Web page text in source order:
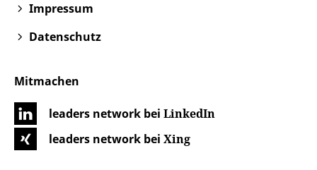
Impressum
Datenschutz
Mitmachen
leaders network bei LinkedIn
leaders network bei Xing